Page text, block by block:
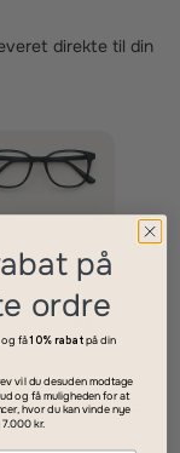
direkte til din
på
ordre
og få10% rabatpå din
vil du desuden modtage
og få muligheden for at
hvor du kan vinde nye
kr.